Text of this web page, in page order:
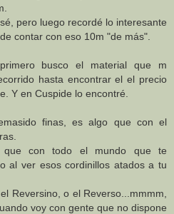
pero luego recordé lo interesante
contar con eso 10m "de más".
busco el material que m
hasta encontrar el el precio
Y en Cuspide lo encontré.
finas, es algo que con el
con todo el mundo que te
al ver esos cordinillos atados a tu
Reversino, o el Reverso...mmmm,
voy con gente que no dispone